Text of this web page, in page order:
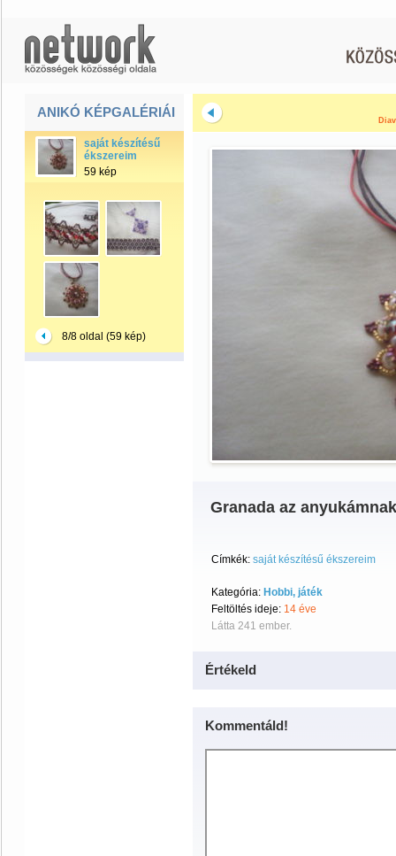
ANIKÓ KÉPGALÉRIÁI
saját készítésű
ékszereim
59 kép
8/8 oldal (59 kép)
Granada az anyukámnak
Címkék: saját készítésű ékszereim
Kategória: Hobbi, játék
Feltöltés ideje: 14 éve
Látta 241 ember.
Értékeld
Kommentáld!